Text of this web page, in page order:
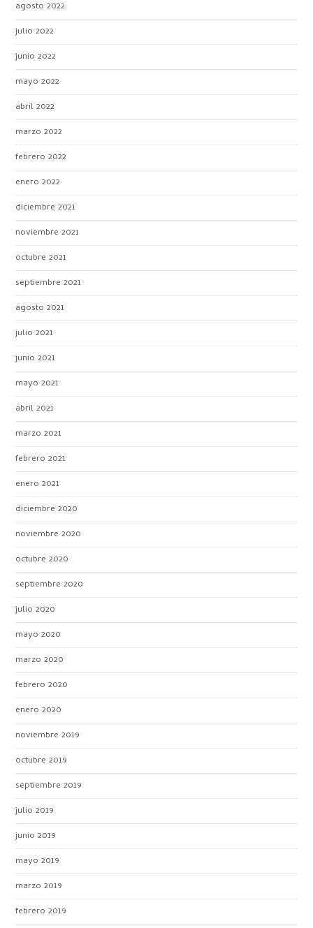
agosto 2022
julio 2022
junio 2022
mayo 2022
abril 2022
marzo 2022
febrero 2022
enero 2022
diciembre 2021
noviembre 2021
octubre 2021
septiembre 2021
agosto 2021
julio 2021
junio 2021
mayo 2021
abril 2021
marzo 2021
febrero 2021
enero 2021
diciembre 2020
noviembre 2020
octubre 2020
septiembre 2020
julio 2020
mayo 2020
marzo 2020
febrero 2020
enero 2020
noviembre 2019
octubre 2019
septiembre 2019
julio 2019
junio 2019
mayo 2019
marzo 2019
febrero 2019